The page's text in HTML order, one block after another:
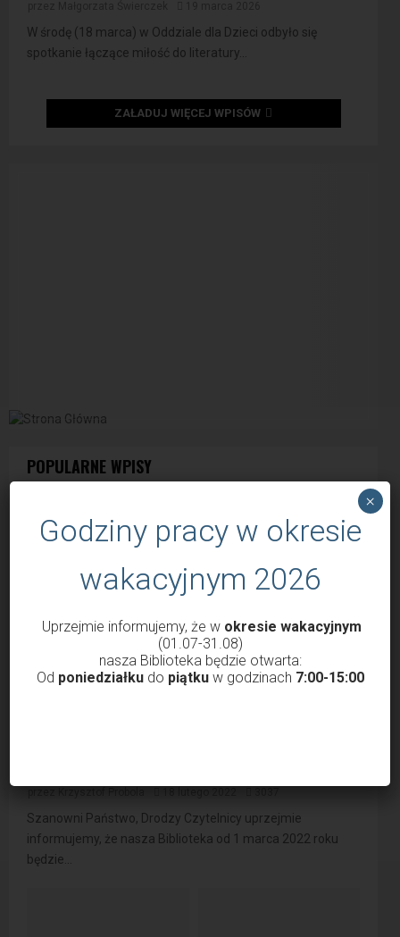
W środę (18 marca) w Oddziale dla Dzieci odbyło się
spotkanie łączące miłość do literatury...
ZAŁADUJ WIĘCEJ WPISÓW
POPULARNE WPISY
Szanowni Państwo, Drodzy Czytelnicy uprzejmie
informujemy, że nasza Biblioteka od 1 marca 2022 roku
będzie...
Godziny pracy w okresie
wakacyjnym 2026
Uprzejmie informujemy, że w okresie wakacyjnym
(01.07-31.08)
nasza Biblioteka będzie otwarta:
Od poniedziałkudo piątkuw godzinach 7:00-15:00
×